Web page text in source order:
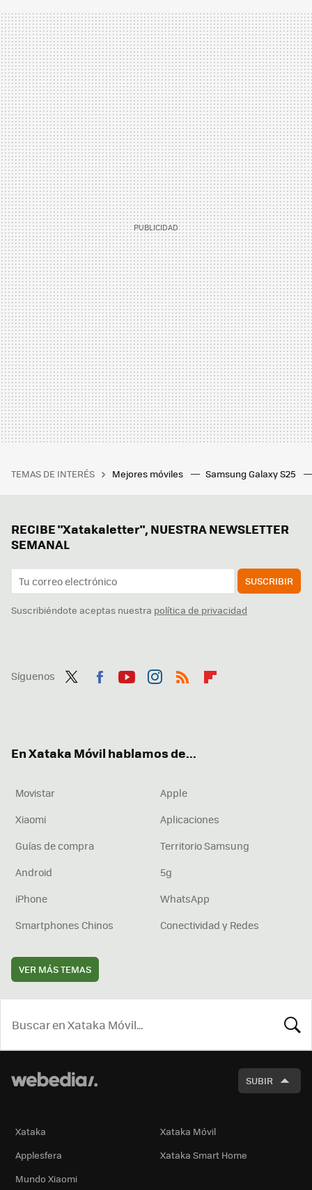
TEMAS DE INTERÉS Mejores móviles Samsung Galaxy S25
RECIBE "Xatakaletter", NUESTRA NEWSLETTER
SEMANAL
SUSCRIBIR
Suscribiéndote aceptas nuestra política de privacidad
Síguenos
En Xataka Móvil hablamos de...
Movistar
Apple
Xiaomi
Aplicaciones
Guías de compra
Territorio Samsung
Android
5g
iPhone
WhatsApp
Smartphones Chinos
Conectividad y Redes
VER MÁS TEMAS
SUBIR
Xataka
Xataka Móvil
Applesfera
Xataka Smart Home
Mundo Xiaomi